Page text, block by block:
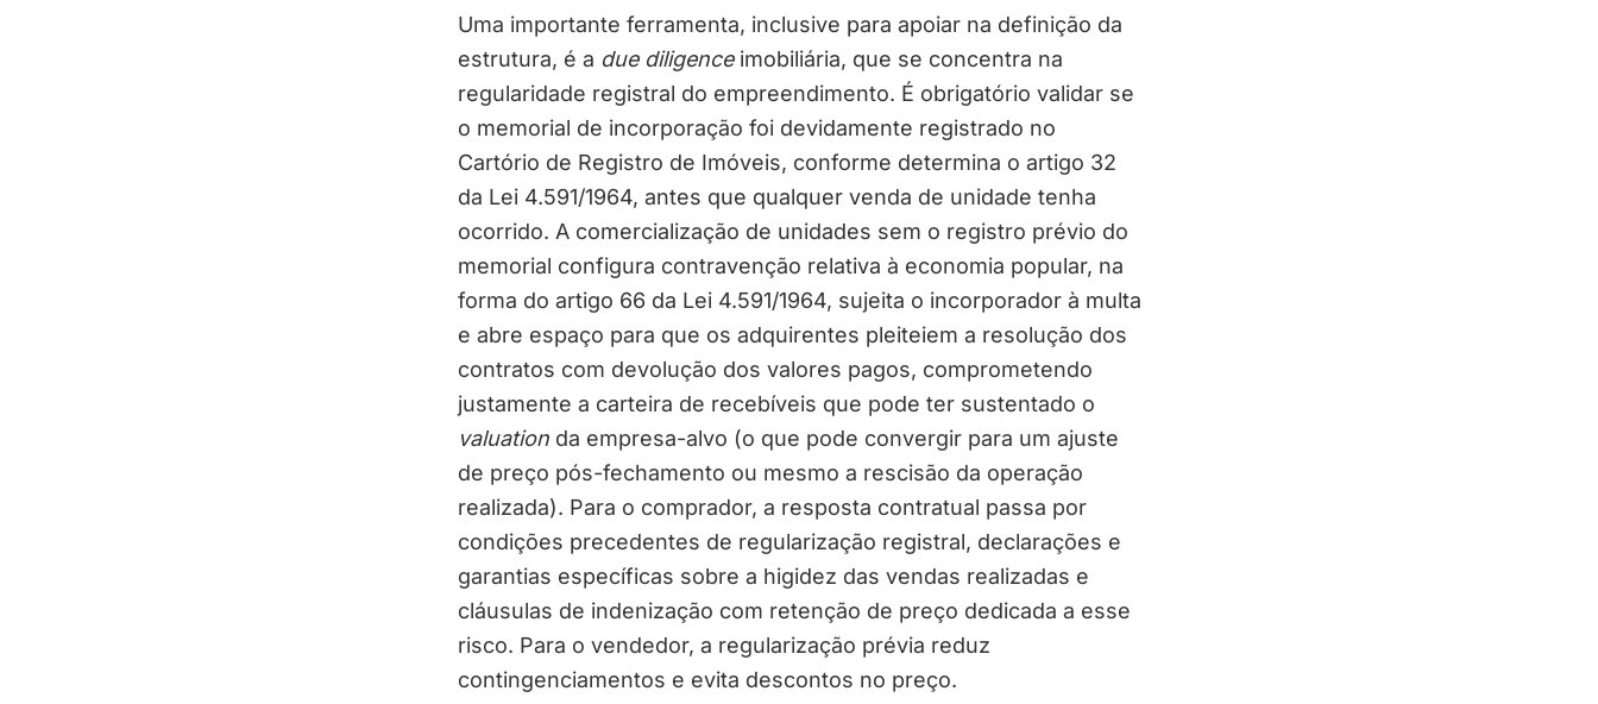
Uma importante ferramenta, inclusive para apoiar na definição da
estrutura, é a due diligenceimobiliária, que se concentra na
regularidade registral do empreendimento. É obrigatório validar se
o memorial de incorporação foi devidamente registrado no
Cartório de Registro de Imóveis, conforme determina o artigo 32
da Lei 4.591/1964, antes que qualquer venda de unidade tenha
ocorrido. A comercialização de unidades sem o registro prévio do
memorial configura contravenção relativa à economia popular, na
forma do artigo 66 da Lei 4.591/1964, sujeita o incorporador à multa
e abre espaço para que os adquirentes pleiteiem a resolução dos
contratos com devolução dos valores pagos, comprometendo
justamente a carteira de recebíveis que pode ter sustentado o
valuationda empresa-alvo (o que pode convergir para um ajuste
de preço pós-fechamento ou mesmo a rescisão da operação
realizada). Para o comprador, a resposta contratual passa por
condições precedentes de regularização registral, declarações e
garantias específicas sobre a higidez das vendas realizadas e
cláusulas de indenização com retenção de preço dedicada a esse
risco. Para o vendedor, a regularização prévia reduz
contingenciamentos e evita descontos no preço.